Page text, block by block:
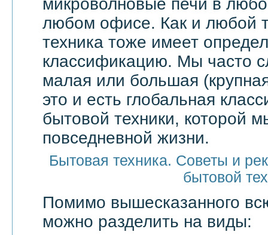
микроволновые печи в
любом офисе. Как и любой
техника тоже имеет
классификацию. Мы часто
малая или большая
это и есть глобальная
бытовой техники, которой
повседневной жизни.
Бытовая техника. Советы и
бытовой
Помимо вышесказанного
можно разделить на виды: